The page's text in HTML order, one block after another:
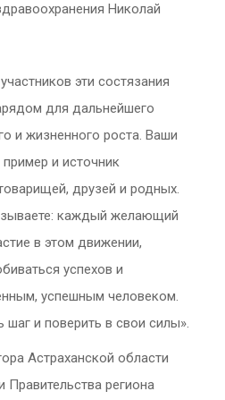
Николай
эти состязания
для дальнейшего
и жизненного роста. Ваши
и источник
друзей и родных.
каждый желающий
в этом движении,
успехов и
успешным человеком.
шаг и поверить в свои силы».
Астраханской области
Правительства региона